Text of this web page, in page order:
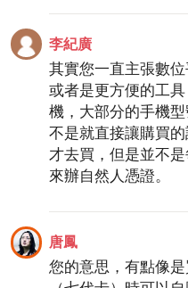
李紀廣
其實您一直主張數
或者是更方便的工
機，大部分的手機
不是就直接讓購買
才去買，但是並不
來辦自然人憑證。
唐鳳
您的意思，有點像